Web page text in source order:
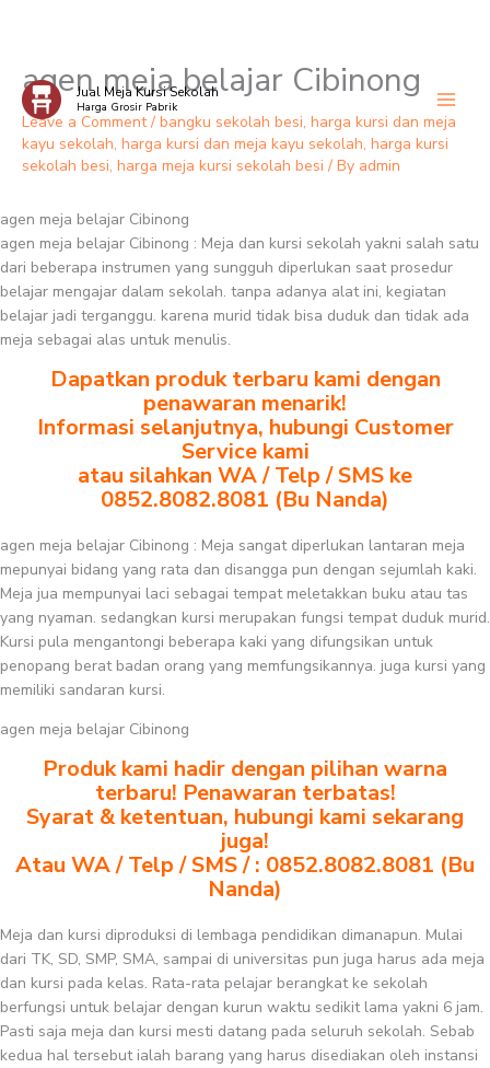
Skip
content
Jual Meja Kursi Sekolah
Harga Grosir Pabrik
agen meja belajar Cibinong
Leave a Comment / bangku sekolah besi, harga kursi dan meja
kayu sekolah, harga kursi dan meja kayu sekolah, harga kursi
sekolah besi, harga meja kursi sekolah besi / By admin
agen meja belajar Cibinong
agen meja belajar Cibinong : Meja dan kursi sekolah yakni salah satu
dari beberapa instrumen yang sungguh diperlukan saat prosedur
belajar mengajar dalam sekolah. tanpa adanya alat ini, kegiatan
belajar jadi terganggu. karena murid tidak bisa duduk dan tidak ada
meja sebagai alas untuk menulis.
Dapatkan produk terbaru kami dengan
penawaran menarik!
Informasi selanjutnya, hubungi Customer
Service kami
atau silahkan WA / Telp / SMS ke
0852.8082.8081 (Bu Nanda)
agen meja belajar Cibinong : Meja sangat diperlukan lantaran meja
mepunyai bidang yang rata dan disangga pun dengan sejumlah kaki.
Meja jua mempunyai laci sebagai tempat meletakkan buku atau tas
yang nyaman. sedangkan kursi merupakan fungsi tempat duduk murid.
Kursi pula mengantongi beberapa kaki yang difungsikan untuk
penopang berat badan orang yang memfungsikannya. juga kursi yang
memiliki sandaran kursi.
agen meja belajar Cibinong
Produk kami hadir dengan pilihan warna
terbaru! Penawaran terbatas!
Syarat & ketentuan, hubungi kami sekarang
juga!
Atau WA / Telp / SMS / : 0852.8082.8081 (Bu
Nanda)
Meja dan kursi diproduksi di lembaga pendidikan dimanapun. Mulai
dari TK, SD, SMP, SMA, sampai di universitas pun juga harus ada meja
dan kursi pada kelas. Rata-rata pelajar berangkat ke sekolah
berfungsi untuk belajar dengan kurun waktu sedikit lama yakni 6 jam.
Pasti saja meja dan kursi mesti datang pada seluruh sekolah. Sebab
kedua hal tersebut ialah barang yang harus disediakan oleh instansi